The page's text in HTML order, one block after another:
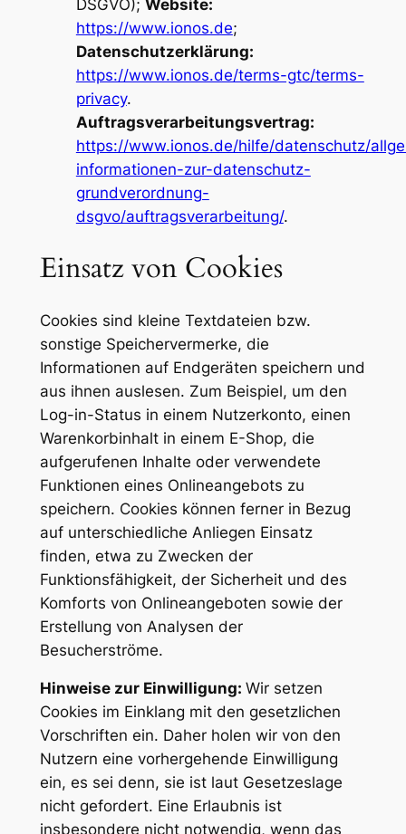
DSGVO); Website:
https://www.ionos.de;
Datenschutzerklärung:
https://www.ionos.de/terms-gtc/terms-
privacy.
Auftragsverarbeitungsvertrag:
https://www.ionos.de/hilfe/datenschutz/
informationen-zur-datenschutz-
grundverordnung-
dsgvo/auftragsverarbeitung/.
Einsatz von Cookies
Cookies sind kleine Textdateien bzw.
sonstige Speichervermerke, die
Informationen auf Endgeräten speichern und
aus ihnen auslesen. Zum Beispiel, um den
Log-in-Status in einem Nutzerkonto, einen
Warenkorbinhalt in einem E-Shop, die
aufgerufenen Inhalte oder verwendete
Funktionen eines Onlineangebots zu
speichern. Cookies können ferner in Bezug
auf unterschiedliche Anliegen Einsatz
finden, etwa zu Zwecken der
Funktionsfähigkeit, der Sicherheit und des
Komforts von Onlineangeboten sowie der
Erstellung von Analysen der
Besucherströme.
Hinweise zur Einwilligung: Wir setzen
Cookies im Einklang mit den gesetzlichen
Vorschriften ein. Daher holen wir von den
Nutzern eine vorhergehende Einwilligung
ein, es sei denn, sie ist laut Gesetzeslage
nicht gefordert. Eine Erlaubnis ist
insbesondere nicht notwendig, wenn das